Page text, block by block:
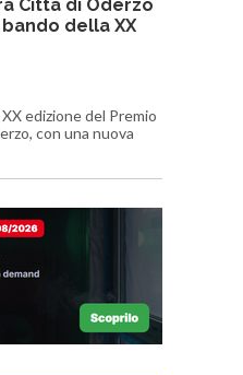
Città di Oderzo
della XX
edizione del Premio
con una nuova